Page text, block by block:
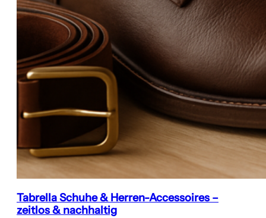
Tabrella Schuhe & Herren-Accessoires –
zeitlos & nachhaltig